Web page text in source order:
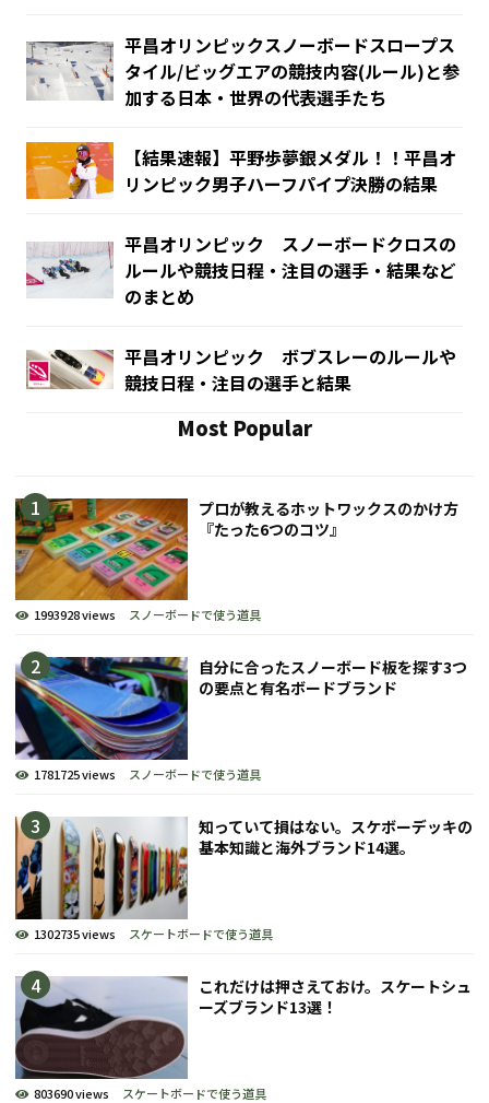
平昌オリンピックスノーボードスロープス
タイル/ビッグエアの競技内容(ルール)と参
加する日本・世界の代表選手たち
【結果速報】平野歩夢銀メダル！！平昌オ
リンピック男子ハーフパイプ決勝の結果
平昌オリンピック スノーボードクロスの
ルールや競技日程・注目の選手・結果など
のまとめ
平昌オリンピック ボブスレーのルールや
競技日程・注目の選手と結果
Most Popular
プロが教えるホットワックスのかけ方
『たった6つのコツ』
1993928 views スノーボードで使う道具
自分に合ったスノーボード板を探す3つ
の要点と有名ボードブランド
1781725 views スノーボードで使う道具
知っていて損はない。スケボーデッキの
基本知識と海外ブランド14選。
1302735 views スケートボードで使う道具
これだけは押さえておけ。スケートシュ
ーズブランド13選！
803690 views スケートボードで使う道具